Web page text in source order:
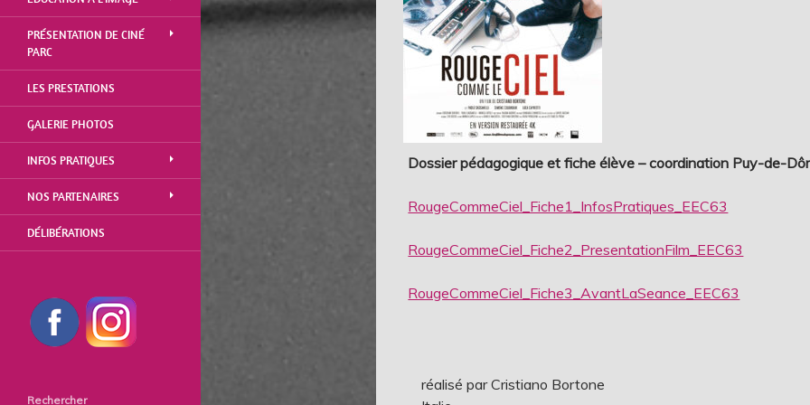
PRÉSENTATION DE CINÉ
PARC
LES PRESTATIONS
GALERIE PHOTOS
INFOS PRATIQUES
NOS PARTENAIRES
DÉLIBÉRATIONS
Rechercher
Dossier pédagogique et fiche élève – coordination Puy-de-
RougeCommeCiel_Fiche1_InfosPratiques_EEC63
RougeCommeCiel_Fiche2_PresentationFilm_EEC63
RougeCommeCiel_Fiche3_AvantLaSeance_EEC63
réalisé par Cristiano Bortone